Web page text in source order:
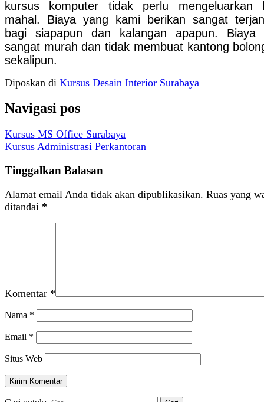
kursus komputer tidak perlu mengeluarkan
mahal. Biaya yang kami berikan sangat
bagi siapapun dan kalangan apapun. Biaya
sangat murah dan tidak membuat kantong
sekalipun.
Diposkan di Kursus Desain Interior Surabaya
Navigasi pos
Kursus MS Office Surabaya
Kursus Administrasi Perkantoran
Tinggalkan Balasan
Alamat email Anda tidak akan dipublikasikan. Ruas yang
ditandai *
Komentar *
Nama *
Email *
Situs Web